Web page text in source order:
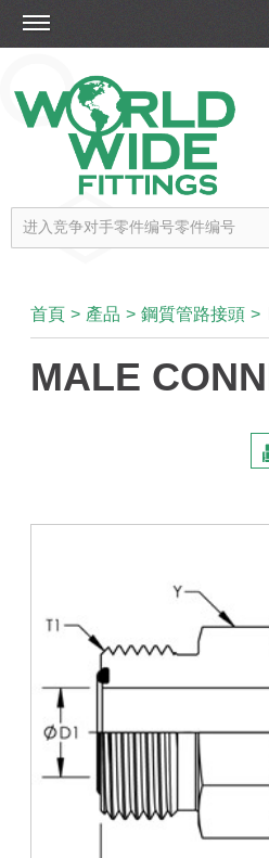
首頁 > 產品 > 鋼質管路接頭 >
MALE